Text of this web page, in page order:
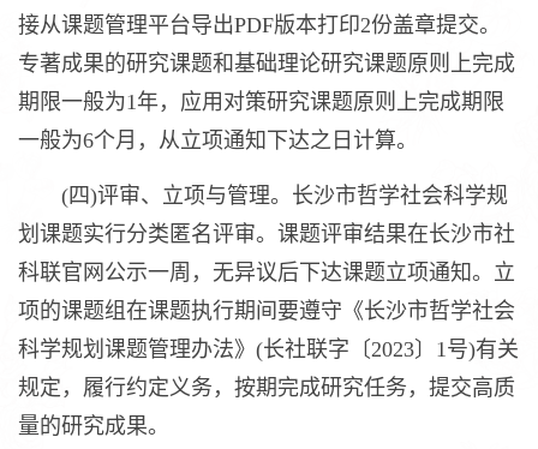
接从课题管理平台导出PDF版本打印2份盖章提交。
专著成果的研究课题和基础理论研究课题原则上完成
期限一般为1年，应用对策研究课题原则上完成期限
一般为6个月，从立项通知下达之日计算。
(四)评审、立项与管理。长沙市哲学社会科学规
划课题实行分类匿名评审。课题评审结果在长沙市社
科联官网公示一周，无异议后下达课题立项通知。立
项的课题组在课题执行期间要遵守《长沙市哲学社会
科学规划课题管理办法》(长社联字〔2023〕1号)有关
规定，履行约定义务，按期完成研究任务，提交高质
量的研究成果。